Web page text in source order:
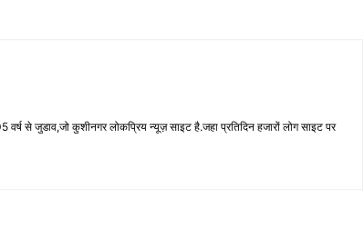
से जुडाव,जो कुशीनगर लोकप्रिय न्यूज़ साइट है.जहा प्रतिदिन हजारों लोग साइट पर